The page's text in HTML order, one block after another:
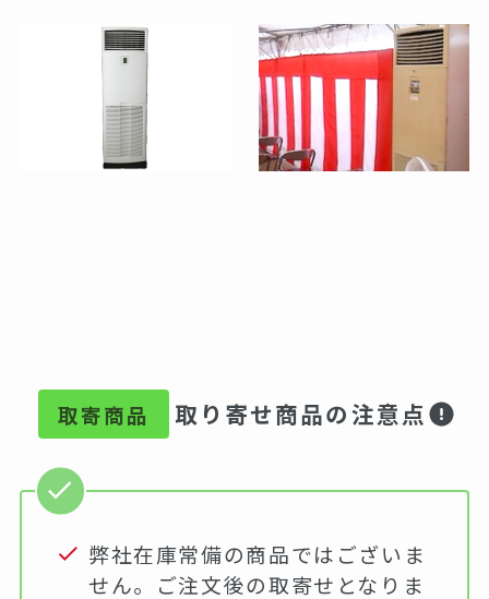
取寄商品 取り寄せ商品の注意点
弊社在庫常備の商品ではございま
せん。ご注文後の取寄せとなりま